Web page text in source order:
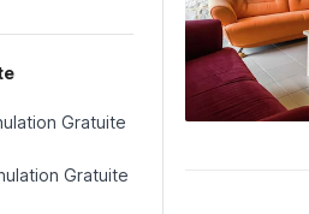
Gratuite
Gratuite